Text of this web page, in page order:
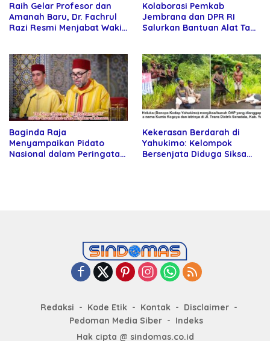
Raih Gelar Profesor dan
Amanah Baru, Dr. Fachrul
Razi Resmi Menjabat Wakil
Kolaborasi Pemkab
Jembrana dan DPR RI
Salurkan Bantuan Alat Tani
Baginda Raja
Menyampaikan Pidato
Nasional dalam Peringatan
Kekerasan Berdarah di
Yahukimo: Kelompok
Bersenjata Diduga Siksa
Redaksi Kode Etik Kontak
Disclaimer
Pedoman Media Siber
Indeks
Hak cipta @ sindomas.co.id